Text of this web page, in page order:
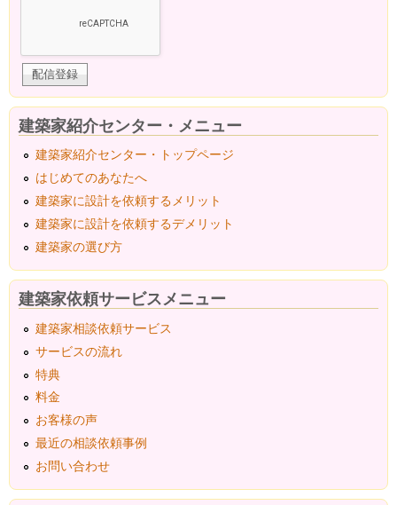
建築家紹介センター・メニュー
建築家紹介センター・トップページ
はじめてのあなたへ
建築家に設計を依頼するメリット
建築家に設計を依頼するデメリット
建築家の選び方
建築家依頼サービスメニュー
建築家相談依頼サービス
サービスの流れ
特典
料金
お客様の声
最近の相談依頼事例
お問い合わせ